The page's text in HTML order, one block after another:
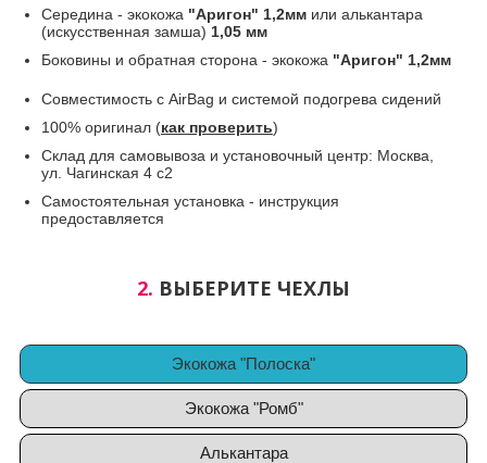
Середина - экокожа "Аригон" 1,2ммили алькантара
(искусственная замша) 1,05 мм
Боковины и обратная сторона - экокожа "Аригон" 1,2мм
Совместимость с AirBag и системой подогрева сидений
100% оригинал (как проверить)
Склад для самовывоза и установочный центр: Москва,
ул. Чагинская 4 с2
Самостоятельная установка - инструкция
предоставляется
2. ВЫБЕРИТЕ ЧЕХЛЫ
Экокожа "Полоска"
Экокожа "Ромб"
Алькантара